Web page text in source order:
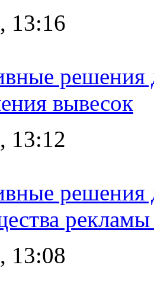
13:16
решения
вывесок
13:12
решения
рекламы
13:08